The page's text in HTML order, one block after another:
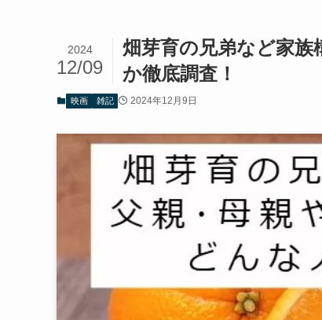
畑芽育の兄弟など家族
か徹底調査！
2024
12/09
映画 雑記 2024年12月9日